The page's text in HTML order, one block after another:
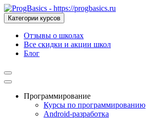
Категории курсов
Отзывы о школах
Все скидки и акции школ
Блог
Программирование
Курсы по программированию
Android-разработка